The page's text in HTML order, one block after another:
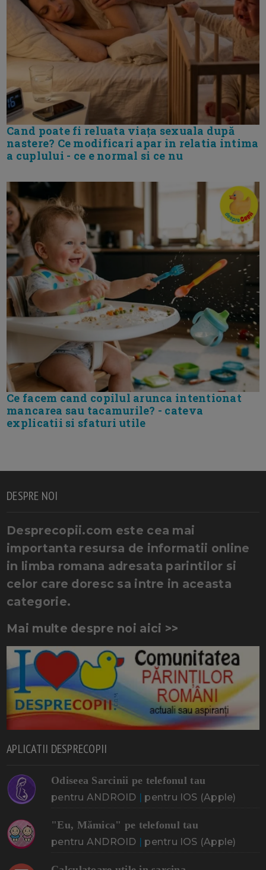
Cand poate fi reluata viața sexuala după
nastere? Ce modificari apar in relatia intima
a cuplului - ce e normal si ce nu
Ce facem cand copilul arunca intentionat
mancarea sau tacamurile? - cateva
explicatii si sfaturi utile
DESPRE NOI
Desprecopii.com este cea mai
importanta resursa de informatii online
in limba romana adresata parintilor si
celor care doresc sa intre in aceasta
categorie.
Mai multe despre noi aici >>
APLICATII DESPRECOPII
Odiseea Sarcinii pe telefonul tau
pentru ANDROID pentru IOS (Apple)
"Eu, Mămica" pe telefonul tau
pentru ANDROID pentru IOS (Apple)